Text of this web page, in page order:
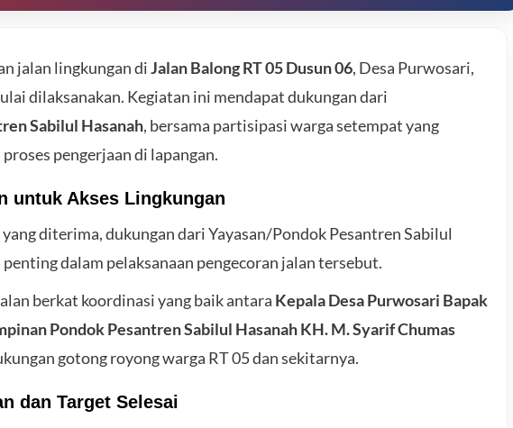
jalan lingkungan diJalan Balong RT 05 Dusun 06, Desa Purwosari,
dilaksanakan. Kegiatan ini mendapat dukungan dari
Sabilul Hasanah, bersama partisipasi warga setempat yang
pengerjaan di lapangan.
untuk Akses Lingkungan
diterima, dukungan dari Yayasan/Pondok Pesantren Sabilul
dalam pelaksanaan pengecoran jalan tersebut.
berkat koordinasi yang baik antara Kepala Desa Purwosari Bapak
Pondok Pesantren Sabilul Hasanah KH. M. Syarif Chumas
gotong royong warga RT 05 dan sekitarnya.
dan Target Selesai